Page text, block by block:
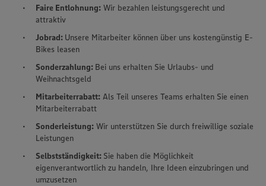
Faire Entlohnung: Wir bezahlen leistungsgerecht und
attraktiv
Jobrad: Unsere Mitarbeiter können über uns kostengünstig E-
Bikes leasen
Sonderzahlung: Bei uns erhalten Sie Urlaubs- und
Weihnachtsgeld
Mitarbeiterrabatt: Als Teil unseres Teams erhalten Sie einen
Mitarbeiterrabatt
Sonderleistung: Wir unterstützen Sie durch freiwillige soziale
Leistungen
Selbstständigkeit: Sie haben die Möglichkeit
eigenverantwortlich zu handeln, Ihre Ideen einzubringen und
umzusetzen